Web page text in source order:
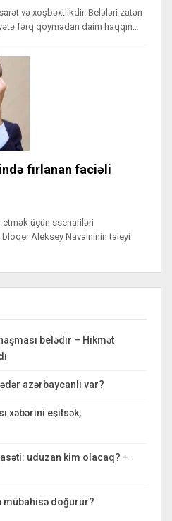
və xoşbəxtlikdir. Belələri zatən
fərq qoymadan daim haqqın…
fırlanan faciəli
etmək üçün ssenariləri
bloqer Aleksey Navalninin taleyi
belədir – Hikmət
azərbaycanlı var?
xəbərini eşitsək,
uduzan kim olacaq? –
mübahisə doğurur?